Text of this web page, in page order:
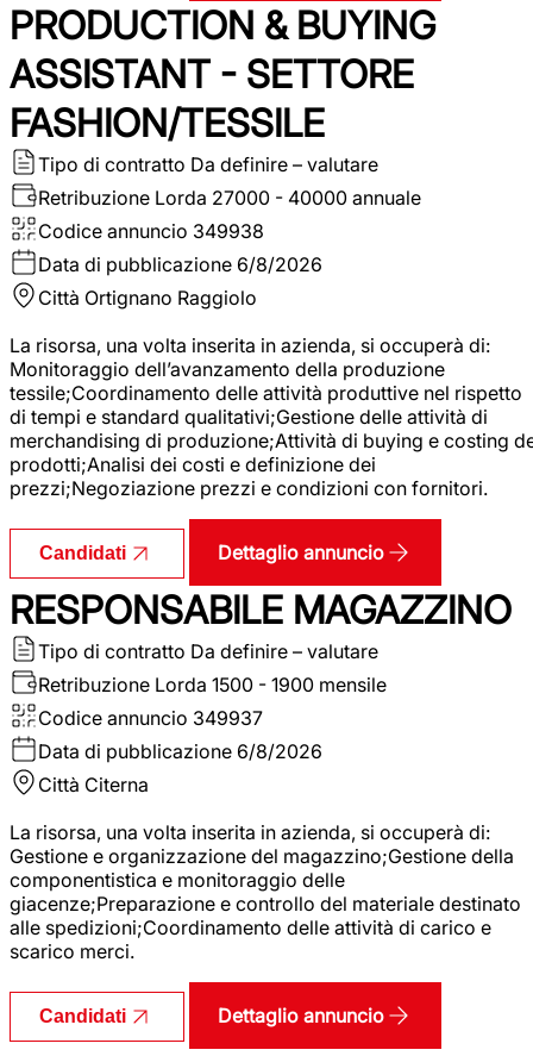
PRODUCTION & BUYING
ASSISTANT - SETTORE
FASHION/TESSILE
Tipo di contratto Da definire – valutare
Retribuzione Lorda 27000 - 40000 annuale
Codice annuncio 349938
Data di pubblicazione 6/8/2026
Città Ortignano Raggiolo
La risorsa, una volta inserita in azienda, si occuperà di:
Monitoraggio dell’avanzamento della produzione
tessile;Coordinamento delle attività produttive nel rispetto
di tempi e standard qualitativi;Gestione delle attività di
merchandising di produzione;Attività di buying e costing
prodotti;Analisi dei costi e definizione dei
prezzi;Negoziazione prezzi e condizioni con fornitori.
Candidati Dettaglio annuncio
RESPONSABILE MAGAZZINO
Tipo di contratto Da definire – valutare
Retribuzione Lorda 1500 - 1900 mensile
Codice annuncio 349937
Data di pubblicazione 6/8/2026
Città Citerna
La risorsa, una volta inserita in azienda, si occuperà di:
Gestione e organizzazione del magazzino;Gestione della
componentistica e monitoraggio delle
giacenze;Preparazione e controllo del materiale destinato
alle spedizioni;Coordinamento delle attività di carico e
scarico merci.
Candidati Dettaglio annuncio